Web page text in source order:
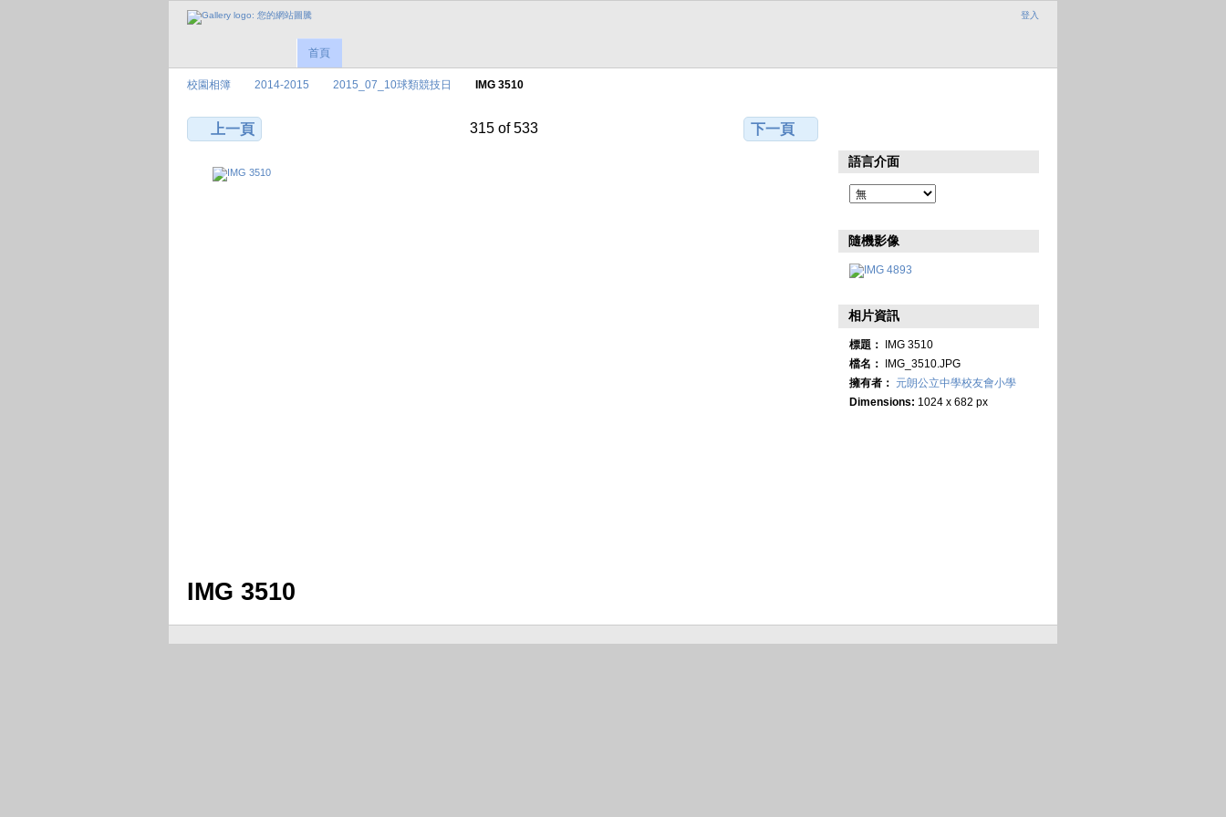
登入
首頁
校園相簿 2014-2015 2015_07_10球類競技日 IMG 3510
上一頁 315 of 533 下一頁
IMG 3510
語言介面
隨機影像
相片資訊
標題：
IMG 3510
檔名：
IMG_3510.JPG
擁有者：
元朗公立中學校友會小學
Dimensions: 1024 x 682 px